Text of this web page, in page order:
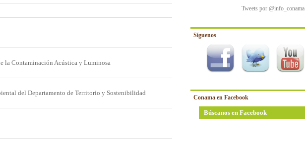
Tweets por @info_conama
Síguenos
Conama en Facebook
Búscanos en Facebook
la Contaminación Acústica y Luminosa
del Departamento de Territorio y Sostenibilidad